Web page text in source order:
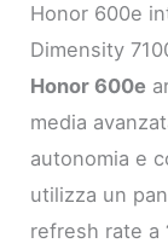
Honor 600e
Dimensity
Honor 600e
media
autonomia e
utilizza un
refresh rate a